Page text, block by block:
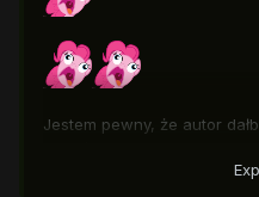
Jestem pewny, że autor